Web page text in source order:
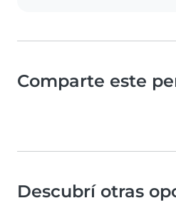
Comparte este
Descubrí otras